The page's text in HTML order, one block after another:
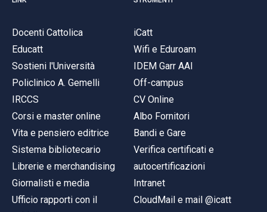
Docenti Cattolica
Educatt
Sostieni l'Università
Policlinico A. Gemelli
IRCCS
Corsi e master online
Vita e pensiero editrice
Sistema bibliotecario
Librerie e merchandising
Giornalisti e media
Ufficio rapporti con il
iCatt
Wifi e Eduroam
IDEM Garr AAI
Off-campus
CV Online
Albo Fornitori
Bandi e Gare
Verifica certificati e
autocertificazioni
Intranet
CloudMail e mail @icatt